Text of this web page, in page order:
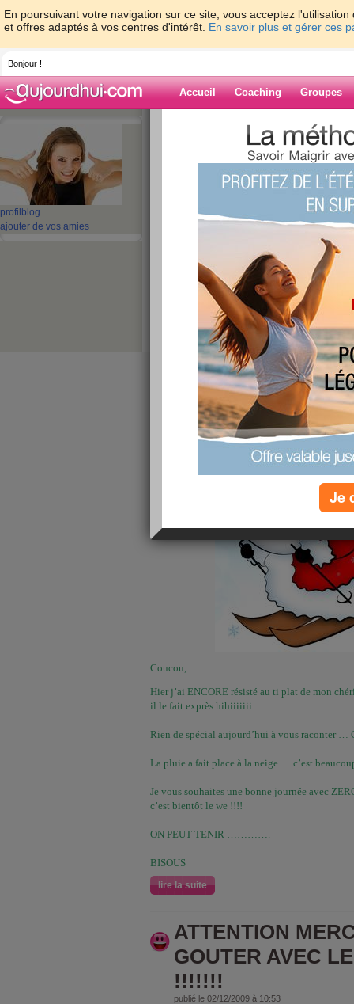
En poursuivant votre navigation sur ce site, vous acceptez
et offres adaptés à vos centres d'intérêt. En savoir plus et gérer ces
Bonjour !
Accueil Coaching Groupes
profil blog
ajouter de vos amies
>
Blog de vini85
21 - 30 31 - 40 41 - 50 51 -
‹ Préc. 1 2 3 4 5
ALLEZ BIENTOT
PEUT
publié le 03/12/2009 à 09:35
Coucou,
Hier j’ai ENCORE résisté au ti plat de mon
il le fait exprès hihiiiiiii
Rien de spécial aujourd’hui à vous raconter …
La pluie a fait place à la neige … c’est
Je vous souhaites une bonne journée avec
c’est bientôt le we !!!!
ON PEUT TENIR ………….
BISOUS
lire la suite
ATTENTION
GOUTER AVEC
!!!!!!!
publié le 02/12/2009 à 10:53
Je